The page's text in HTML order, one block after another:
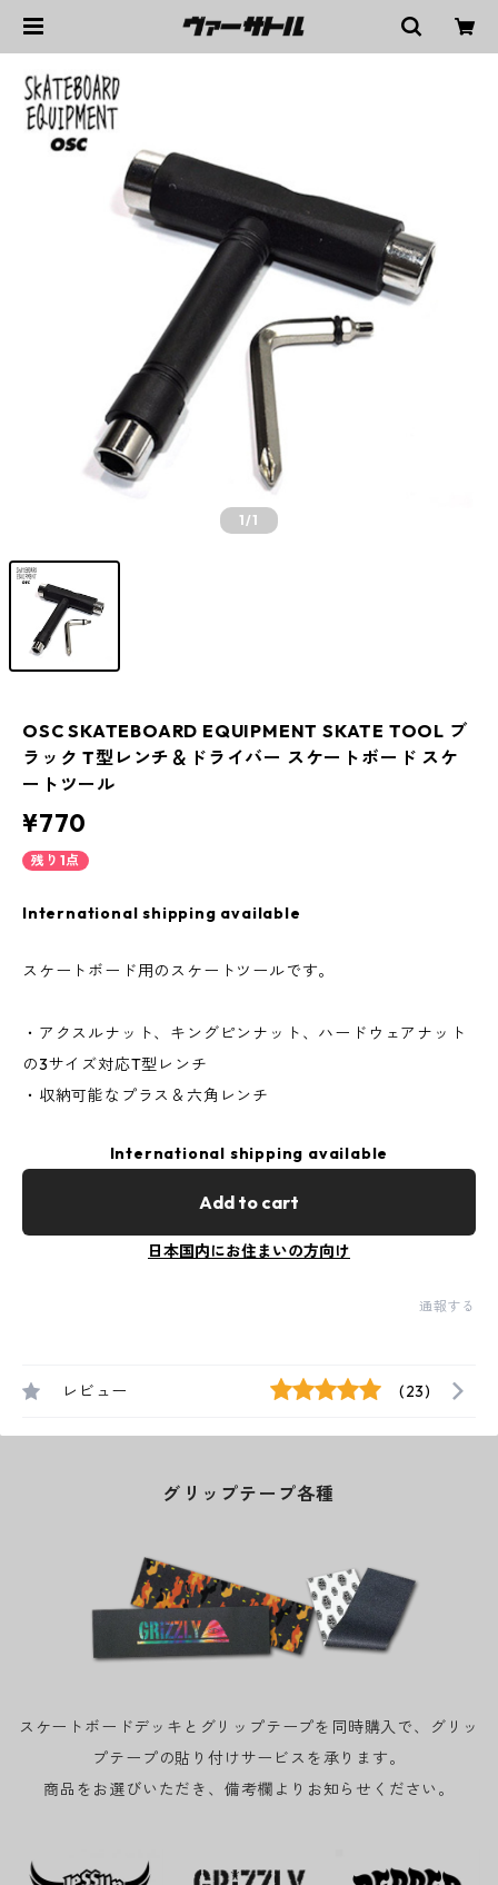
1/1
OSC SKATEBOARD EQUIPMENT SKATE TOOL ブ
ラック T型レンチ＆ドライバー スケートボード スケ
ートツール
¥770
残り1点
International shipping available
スケートボード用のスケートツールです。
・アクスルナット、キングピンナット、ハードウェアナット
の3サイズ対応T型レンチ
・収納可能なプラス＆六角レンチ
International shipping available
Add to cart
日本国内にお住まいの方向け
通報する
レビュー (23)
グリップテープ各種
スケートボードデッキとグリップテープを同時購入で、グリッ
プテープの貼り付けサービスを承ります。
商品をお選びいただき、備考欄よりお知らせください。